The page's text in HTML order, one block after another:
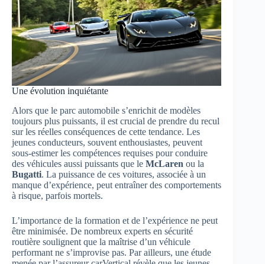
Une évolution inquiétante
Alors que le parc automobile s’enrichit de modèles
toujours plus puissants, il est crucial de prendre du recul
sur les réelles conséquences de cette tendance. Les
jeunes conducteurs, souvent enthousiastes, peuvent
sous-estimer les compétences requises pour conduire
des véhicules aussi puissants que le McLaren ou la
Bugatti. La puissance de ces voitures, associée à un
manque d’expérience, peut entraîner des comportements
à risque, parfois mortels.
L’importance de la formation et de l’expérience ne peut
être minimisée. De nombreux experts en sécurité
routière soulignent que la maîtrise d’un véhicule
performant ne s’improvise pas. Par ailleurs, une étude